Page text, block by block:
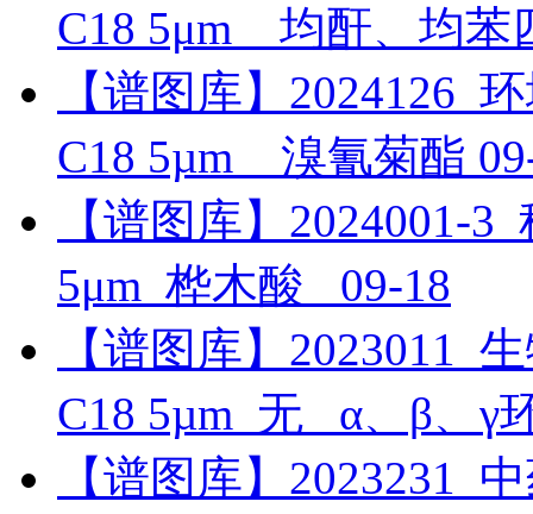
C18 5μm__均酐、均
【谱图库】2024126_
C18 5µm__溴氰菊酯
【谱图库】2024001-
5μm_桦木酸_ 09-18
【谱图库】2023011_
C18 5µm_无 _α、β、γ
【谱图库】2023231_